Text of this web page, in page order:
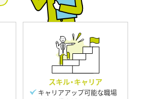
スキル・キャリア
キャリアアップ可能な職場